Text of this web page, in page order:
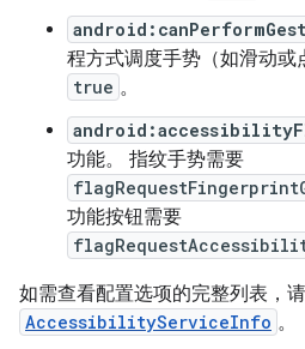
程方式调度手势（如滑动或
true 。
功能。 指纹手势需要
功能按钮需要
如需查看配置选项的完整列表，
AccessibilityServiceInfo 。